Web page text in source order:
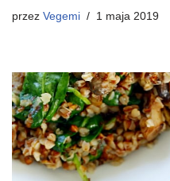
przez Vegemi 1 maja 2019